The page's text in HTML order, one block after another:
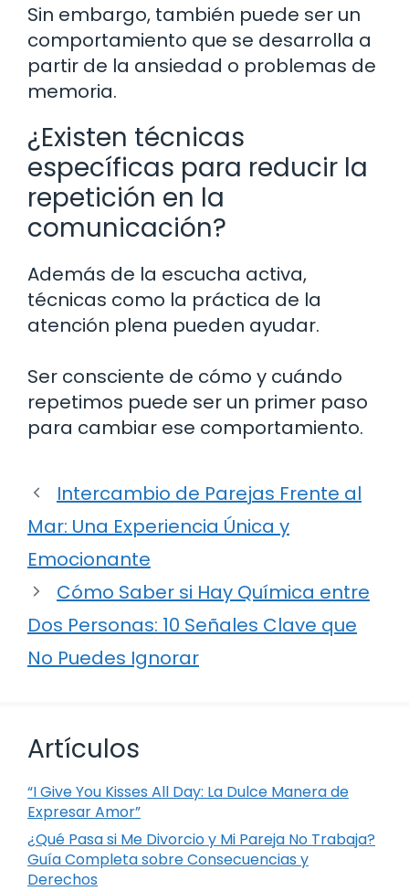
Sin embargo, también puede ser un
comportamiento que se desarrolla a
partir de la ansiedad o problemas de
memoria.
¿Existen técnicas
específicas para reducir la
repetición en la
comunicación?
Además de la escucha activa,
técnicas como la práctica de la
atención plena pueden ayudar.
Ser consciente de cómo y cuándo
repetimos puede ser un primer paso
para cambiar ese comportamiento.
Intercambio de Parejas Frente al
Mar: Una Experiencia Única y
Emocionante
Cómo Saber si Hay Química entre
Dos Personas: 10 Señales Clave que
No Puedes Ignorar
Artículos
“I Give You Kisses All Day: La Dulce Manera de
Expresar Amor”
¿Qué Pasa si Me Divorcio y Mi Pareja No Trabaja?
Guía Completa sobre Consecuencias y
Derechos